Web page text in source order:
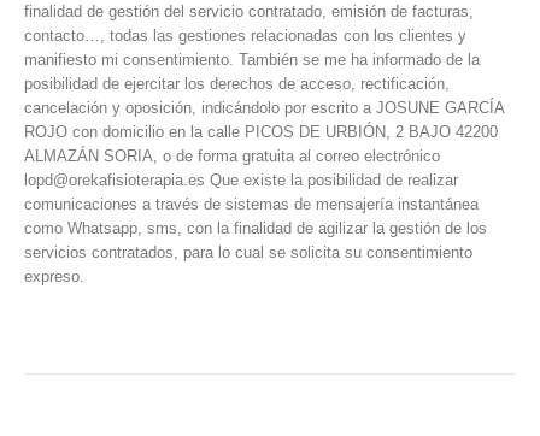
finalidad de gestión del servicio contratado, emisión de facturas,
contacto…, todas las gestiones relacionadas con los clientes y
manifiesto mi consentimiento. También se me ha informado de la
posibilidad de ejercitar los derechos de acceso, rectificación,
cancelación y oposición, indicándolo por escrito a JOSUNE GARCÍA
ROJO con domicilio en la calle PICOS DE URBIÓN, 2 BAJO 42200
ALMAZÁN SORIA, o de forma gratuita al correo electrónico
lopd@orekafisioterapia.es Que existe la posibilidad de realizar
comunicaciones a través de sistemas de mensajería instantánea
como Whatsapp, sms, con la finalidad de agilizar la gestión de los
servicios contratados, para lo cual se solicita su consentimiento
expreso.